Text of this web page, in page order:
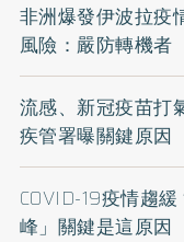
非洲爆發伊波拉疫
風險：嚴防轉機者
流感、新冠疫苗打
疾管署曝關鍵原因
COVID-19疫情趨
峰」關鍵是這原因